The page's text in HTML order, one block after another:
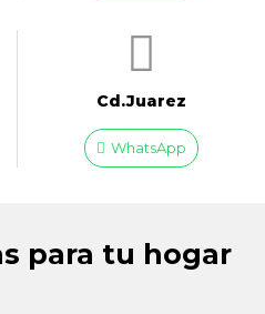
Cd.Juarez
WhatsApp
para tu hogar